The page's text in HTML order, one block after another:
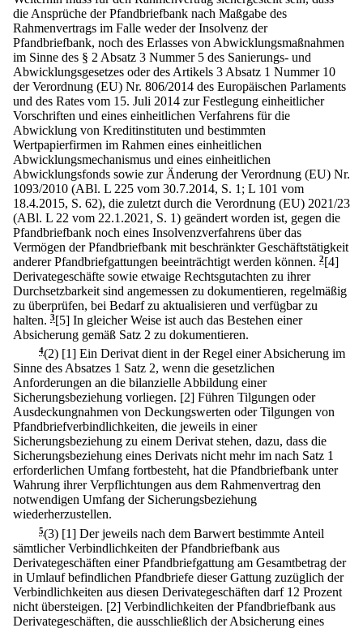
die Ansprüche der Pfandbriefbank nach Maßgabe des
Rahmenvertrags im Falle weder der Insolvenz der
Pfandbriefbank, noch des Erlasses von Abwicklungsmaßnahmen
im Sinne des § 2 Absatz 3 Nummer 5 des Sanierungs- und
Abwicklungsgesetzes oder des Artikels 3 Absatz 1 Nummer 10
der Verordnung (EU) Nr. 806/2014 des Europäischen Parlaments
und des Rates vom 15. Juli 2014 zur Festlegung einheitlicher
Vorschriften und eines einheitlichen Verfahrens für die
Abwicklung von Kreditinstituten und bestimmten
Wertpapierfirmen im Rahmen eines einheitlichen
Abwicklungsmechanismus und eines einheitlichen
Abwicklungsfonds sowie zur Änderung der Verordnung (EU) Nr.
1093/2010 (ABl. L 225 vom 30.7.2014, S. 1; L 101 vom
18.4.2015, S. 62), die zuletzt durch die Verordnung (EU) 2021/23
(ABl. L 22 vom 22.1.2021, S. 1) geändert worden ist, gegen die
Pfandbriefbank noch eines Insolvenzverfahrens über das
Vermögen der Pfandbriefbank mit beschränkter Geschäftstätigkeit
anderer Pfandbriefgattungen beeinträchtigt werden können. 2[4]
Derivategeschäfte sowie etwaige Rechtsgutachten zu ihrer
Durchsetzbarkeit sind angemessen zu dokumentieren, regelmäßig
zu überprüfen, bei Bedarf zu aktualisieren und verfügbar zu
halten. 3[5] In gleicher Weise ist auch das Bestehen einer
Absicherung gemäß Satz 2 zu dokumentieren.
4(2) [1] Ein Derivat dient in der Regel einer Absicherung im
Sinne des Absatzes 1 Satz 2, wenn die gesetzlichen
Anforderungen an die bilanzielle Abbildung einer
Sicherungsbeziehung vorliegen. [2] Führen Tilgungen oder
Ausdeckungnahmen von Deckungswerten oder Tilgungen von
Pfandbriefverbindlichkeiten, die jeweils in einer
Sicherungsbeziehung zu einem Derivat stehen, dazu, dass die
Sicherungsbeziehung eines Derivats nicht mehr im nach Satz 1
erforderlichen Umfang fortbesteht, hat die Pfandbriefbank unter
Wahrung ihrer Verpflichtungen aus dem Rahmenvertrag den
notwendigen Umfang der Sicherungsbeziehung
wiederherzustellen.
5(3) [1] Der jeweils nach dem Barwert bestimmte Anteil
sämtlicher Verbindlichkeiten der Pfandbriefbank aus
Derivategeschäften einer Pfandbriefgattung am Gesamtbetrag der
in Umlauf befindlichen Pfandbriefe dieser Gattung zuzüglich der
Verbindlichkeiten aus diesen Derivategeschäften darf 12 Prozent
nicht übersteigen. [2] Verbindlichkeiten der Pfandbriefbank aus
Derivategeschäften, die ausschließlich der Absicherung eines